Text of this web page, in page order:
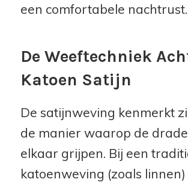
een comfortabele nachtrust.
De Weeftechniek
Katoen Satijn
De satijnweving kenmerkt
de manier waarop de
elkaar grijpen. Bij een
katoenweving (zoals